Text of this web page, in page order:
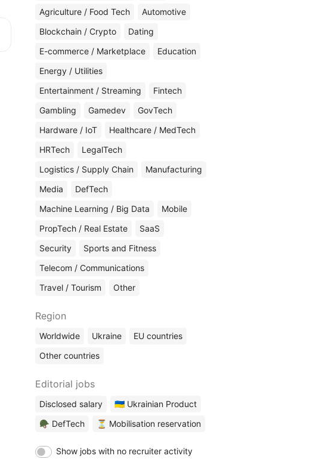
Agriculture / Food Tech
Automotive
Blockchain / Crypto
Dating
E-commerce / Marketplace
Education
Energy / Utilities
Entertainment / Streaming
Fintech
Gambling
Gamedev
GovTech
Hardware / IoT
Healthcare / MedTech
HRTech
LegalTech
Logistics / Supply Chain
Manufacturing
Media
DefTech
Machine Learning / Big Data
Mobile
PropTech / Real Estate
SaaS
Security
Sports and Fitness
Telecom / Communications
Travel / Tourism
Other
Region
Worldwide Ukraine
EU countries
Other countries
Editorial jobs
Disclosed salary
🇺🇦 Ukrainian Product
🪖 DefTech
⏳ Mobilisation reservation
Show jobs with no recruiter activity